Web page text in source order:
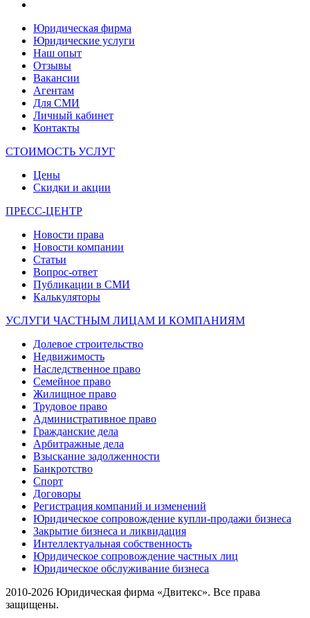
Юридическая фирма
Юридические услуги
Наш опыт
Отзывы
Вакансии
Агентам
Для СМИ
Личный кабинет
Контакты
СТОИМОСТЬ УСЛУГ
Цены
Скидки и акции
ПРЕСС-ЦЕНТР
Новости права
Новости компании
Статьи
Вопрос-ответ
Публикации в СМИ
Калькуляторы
УСЛУГИ ЧАСТНЫМ ЛИЦАМ И КОМПАНИЯМ
Долевое строительство
Недвижимость
Наследственное право
Семейное право
Жилищное право
Трудовое право
Административное право
Гражданские дела
Арбитражные дела
Взыскание задолженности
Банкротство
Спорт
Договоры
Регистрация компаний и изменений
Юридическое сопровождение купли-продажи бизнеса
Закрытие бизнеса и ликвидация
Интеллектуальная собственность
Юридическое сопровождение частных лиц
Юридическое обслуживание бизнеса
2010-2026 Юридическая фирма «Двитекс». Все права
защищены.